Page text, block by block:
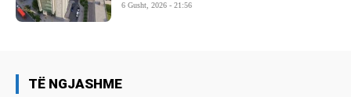
6 Gusht, 2026 - 21:56
TË NGJASHME